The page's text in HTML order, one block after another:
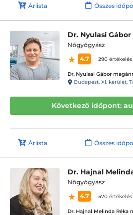
Árlista Összes
Dr. Nyulasi Gábor
Nőgyógyász
4.7
290 értékelés
Dr. Nyulasi Gábor
Budapest, XI. kerület,
Következő időpont:
Árlista Összes
Dr. Hajnal
Nőgyógyász
4.7
570 értékelés